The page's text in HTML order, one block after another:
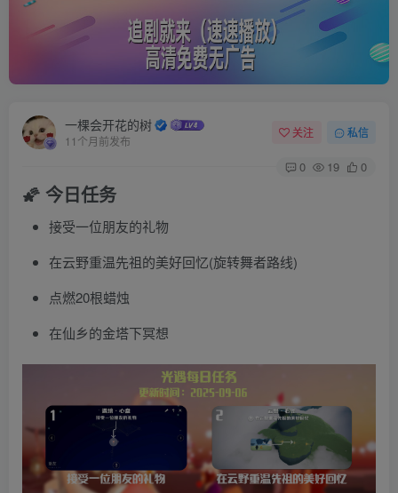
一棵会开花的树
11个月前发布
关注 私信
0 19 0
🌠 今日任务
接受一位朋友的礼物
在云野重温先祖的美好回忆(旋转舞者路线)
点燃20根蜡烛
在仙乡的金塔下冥想